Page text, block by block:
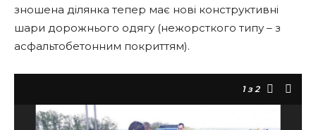
зношена ділянка тепер має нові конструктивні
шари дорожнього одягу (нежорсткого типу – з
асфальтобетонним покриттям).
1з 2